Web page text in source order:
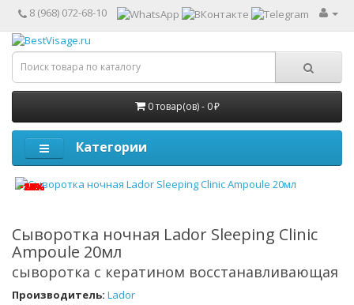
8 (968) 072-68-10
0 товар(ов) - 0 ₽
Категории
Сыворотка ночная Lador Sleeping Clinic
Ampoule 20мл
cыворотка с кератином восстанавливающая
Производитель: Lador
-14%
-15%
-20%
-8%
-25%
-8%
-25%
-25%
-14%
-14%
-8%